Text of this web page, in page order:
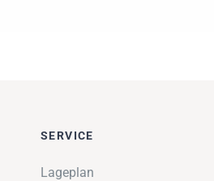
SERVICE
Lageplan